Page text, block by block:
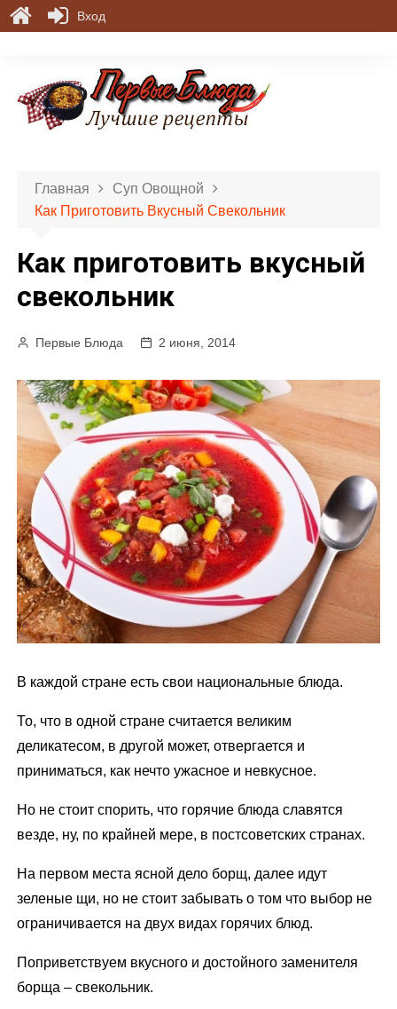
Главная
Суп Овощной
Как Приготовить Вкусный Свекольник
Как приготовить вкусный
свекольник
Первые Блюда 2 июня, 2014
В каждой стране есть свои национальные блюда.
То, что в одной стране считается великим
деликатесом, в другой может, отвергается и
приниматься, как нечто ужасное и невкусное.
Но не стоит спорить, что горячие блюда славятся
везде, ну, по крайней мере, в постсоветских странах.
На первом места ясной дело борщ, далее идут
зеленые щи, но не стоит забывать о том что выбор не
ограничивается на двух видах горячих блюд.
Поприветствуем вкусного и достойного заменителя
борща – свекольник.
Вход